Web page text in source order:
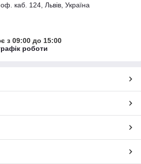
каб. 124, Львів, Україна
з 09:00 до 15:00
роботи